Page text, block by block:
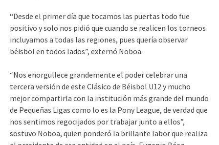
“Desde el primer día que tocamos las puertas todo fue
positivo y solo nos pidió que cuando se realicen los torneos
incluyamos a todas las regiones, pues quería observar
béisbol en todos lados”, externó Noboa.
“Nos enorgullece grandemente el poder celebrar una
tercera versión de este Clásico de Béisbol U12 y mucho
mejor compartirla con la institución más grande del mundo
de Pequeñas Ligas como lo es la Pony League, de verdad que
nos sentimos regocijados por trabajar junto a ellos”,
sostuvo Noboa, quien ponderó la brillante labor que realiza